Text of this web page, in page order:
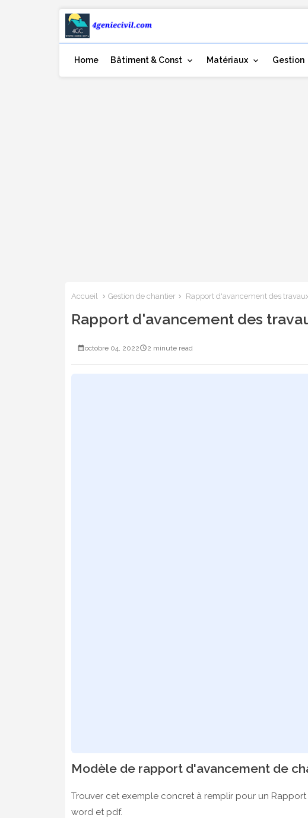
Home Bâtiment & Const Matériaux Gestion
Accueil Gestion de chantier Rapport d'avancement des
Rapport d'avancement des
octobre 04, 2022 2 minute read
Modèle de rapport d'avancement de
Trouver cet exemple concret à remplir pour un
word et pdf.